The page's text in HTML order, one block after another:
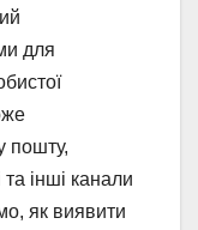
для
пошту,
інші канали
як виявити